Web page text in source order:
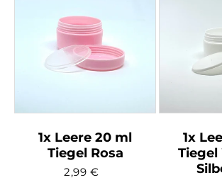
1x Leere 20 ml
Tiegel Rosa
2,99 €
1x